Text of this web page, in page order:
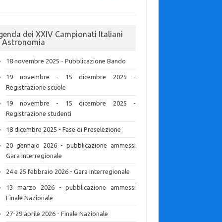
dei XXIV Campionati Italiani
Astronomia
18 novembre 2025 - Pubblicazione Bando
19 novembre - 15 dicembre 2025 -
Registrazione scuole
19 novembre - 15 dicembre 2025 -
Registrazione studenti
18 dicembre 2025 - Fase di Preselezione
20 gennaio 2026 - pubblicazione ammessi
Gara Interregionale
24 e 25 febbraio 2026 - Gara Interregionale
13 marzo 2026 - pubblicazione ammessi
Finale Nazionale
27-29 aprile 2026 - Finale Nazionale